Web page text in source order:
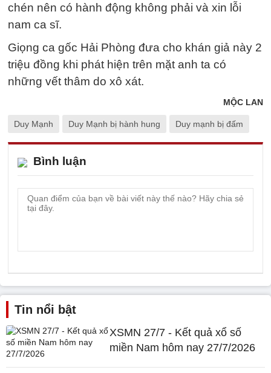
chén nên có hành động không phải và xin lỗi
nam ca sĩ.
Giọng ca gốc Hải Phòng đưa cho khán giả này 2
triệu đồng khi phát hiện trên mặt anh ta có
những vết thâm do xô xát.
MỘC LAN
Duy Mạnh Duy Mạnh bị hành hung Duy mạnh bị đấm
Bình luận
Tin nổi bật
XSMN 27/7 - Kết quả xổ số
miền Nam hôm nay 27/7/2026